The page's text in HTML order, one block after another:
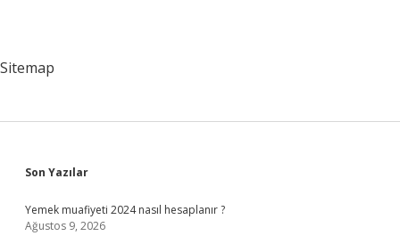
Sitemap
Sidebar
Son Yazılar
Yemek muafiyeti 2024 nasıl hesaplanır ?
Ağustos 9, 2026